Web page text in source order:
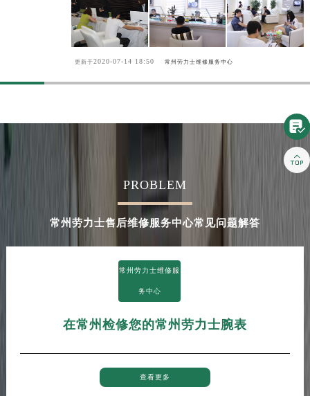
更新于2020-07-14 18:50 常州劳力士维修服务中心
PROBLEM
常州劳力士售后维修服务中心常见问题解答
常州劳力士维修服
务中心
在常州检修您的常州劳力士腕表
查看更多

